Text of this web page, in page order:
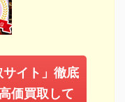
サイト」徹底
価買取して